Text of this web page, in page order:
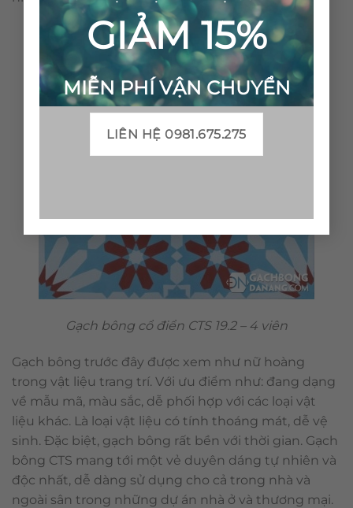
GIẢM 15%
MIỄN PHÍ VẬN CHUYỂN
LIÊN HỆ 0981.675.275
Gạch bông cổ điển CTS 19.2 – 4 viên
Gạch bông trước đây được xem như nữ hoàng
trong vật liệu trang trí. Với ưu điểm như: đang dạng
về mẫu mã, màu sắc, dễ phối hợp với các loại vật
liệu khác. Là loại vật liệu có tính thoáng mát, dễ vệ
sinh. Đặc biệt, gạch bông rất bền với thời gian. Gạch
bông CTS mang tới một vẻ duyên dáng tự nhiên và
độc nhất, dễ dàng sử dụng cho cả trong nhà và
ngoài sân trong những dự án nhà ở và thương mại.